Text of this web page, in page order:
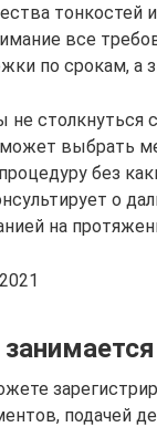
тонкостей
все
по срокам, а
не столкнуться
выбрать
без
о
на
подачей